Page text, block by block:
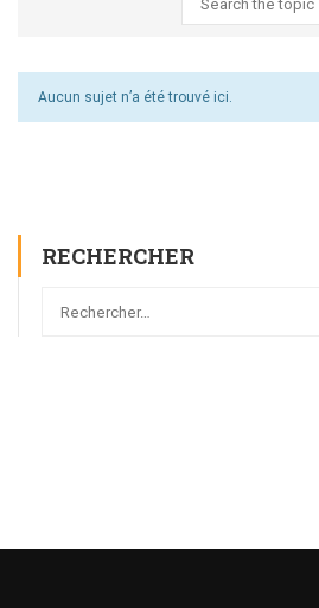
Aucun sujet n’a été trouvé ici.
RECHERCHER